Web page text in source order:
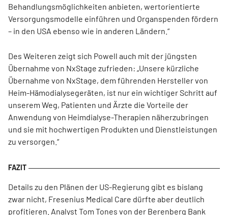
Behandlungsmöglichkeiten anbieten, wertorientierte
Versorgungsmodelle einführen und Organspenden fördern
– in den USA ebenso wie in anderen Ländern.“
Des Weiteren zeigt sich Powell auch mit der jüngsten
Übernahme von NxStage zufrieden: „Unsere kürzliche
Übernahme von NxStage, dem führenden Hersteller von
Heim-Hämodialysegeräten, ist nur ein wichtiger Schritt auf
unserem Weg, Patienten und Ärzte die Vorteile der
Anwendung von Heimdialyse-Therapien näherzubringen
und sie mit hochwertigen Produkten und Dienstleistungen
zu versorgen.“
Details zu den Plänen der US-Regierung gibt es bislang
zwar nicht, Fresenius Medical Care dürfte aber deutlich
profitieren. Analyst Tom Tones von der Berenberg Bank